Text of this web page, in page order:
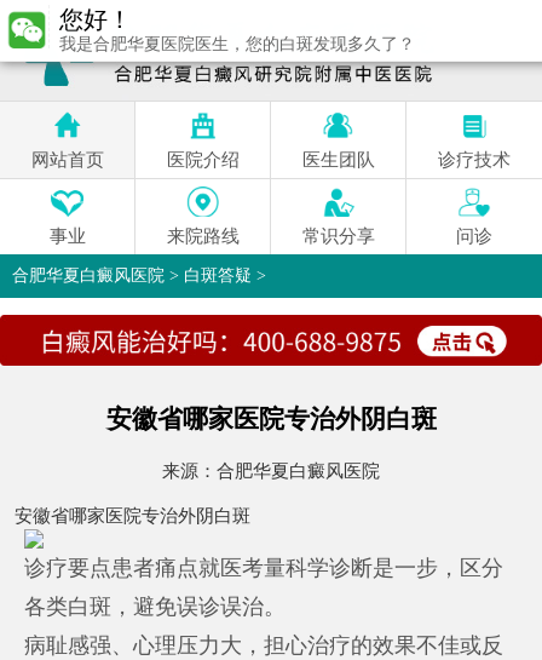
网站首页 医院介绍 医生团队 诊疗技术
事业 来院路线 常识分享 问诊
合肥华夏白癜风医院 > 白斑答疑 >
安徽省哪家医院专治外阴白斑
来源： 合肥华夏白癜风医院
安徽省哪家医院专治外阴白斑
诊疗要点患者痛点就医考量科学诊断是一步，区分
各类白斑，避免误诊误治。
病耻感强、心理压力大，担心治疗的效果不佳或反
您好！
我是合肥华夏医院医生，您的白斑发现多久了？